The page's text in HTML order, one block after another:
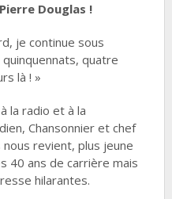
Douglas !
je continue sous
quinquennats, quatre
là ! »
la radio et à la
Chansonnier et chef
revient, plus jeune
40 ans de carrière mais
hilarantes.